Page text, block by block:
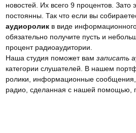
новостей. Их всего 9 процентов.
постоянны. Так что если вы
аудиоролик в виде
обязательно получите пусть и
процент радиоаудитории.
Наша студия поможет вамзаписать
категории слушателей. В нашем
ролики, информационные сообщения,
радио, сделанная с нашей помощью,